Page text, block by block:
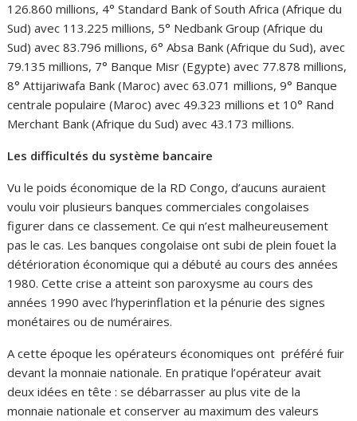
126.860 millions, 4° Standard Bank of South Africa (Afrique du
Sud) avec 113.225 millions, 5° Nedbank Group (Afrique du
Sud) avec 83.796 millions, 6° Absa Bank (Afrique du Sud), avec
79.135 millions, 7° Banque Misr (Egypte) avec 77.878 millions,
8° Attijariwafa Bank (Maroc) avec 63.071 millions, 9° Banque
centrale populaire (Maroc) avec 49.323 millions et 10° Rand
Merchant Bank (Afrique du Sud) avec 43.173 millions.
Les difficultés du système bancaire
Vu le poids économique de la RD Congo, d’aucuns auraient
voulu voir plusieurs banques commerciales congolaises
figurer dans ce classement. Ce qui n’est malheureusement
pas le cas. Les banques congolaise ont subi de plein fouet la
détérioration économique qui a débuté au cours des années
1980. Cette crise a atteint son paroxysme au cours des
années 1990 avec l’hyperinflation et la pénurie des signes
monétaires ou de numéraires.
A cette époque les opérateurs économiques ont préféré fuir
devant la monnaie nationale. En pratique l’opérateur avait
deux idées en tête : se débarrasser au plus vite de la
monnaie nationale et conserver au maximum des valeurs